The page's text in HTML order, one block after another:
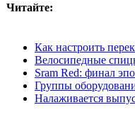
Читайте:
Как настроить
Велосипедные
Sram Red: финал
Группы
Налаживается